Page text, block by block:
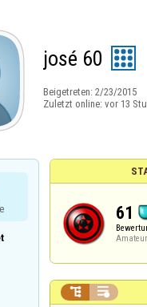
josé 60
Beigetreten: 2/23/2015
Zuletzt online: vor 13
61
Amateur
 